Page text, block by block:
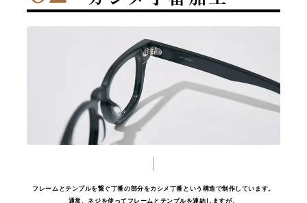
フレームとテンプルを繋ぐ丁番の部分をカシメ丁番という構造で制作しています。
通常、ネジを使ってフレームとテンプルを連結しますが、